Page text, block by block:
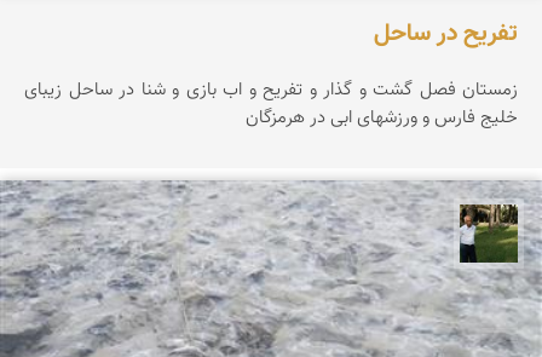
تفریح در ساحل
زمستان فصل گشت و گذار و تفریح و اب بازی و شنا در ساحل زیبای
خلیج فارس و ورزشهای ابی در هرمزگان
عبدل شعبانی